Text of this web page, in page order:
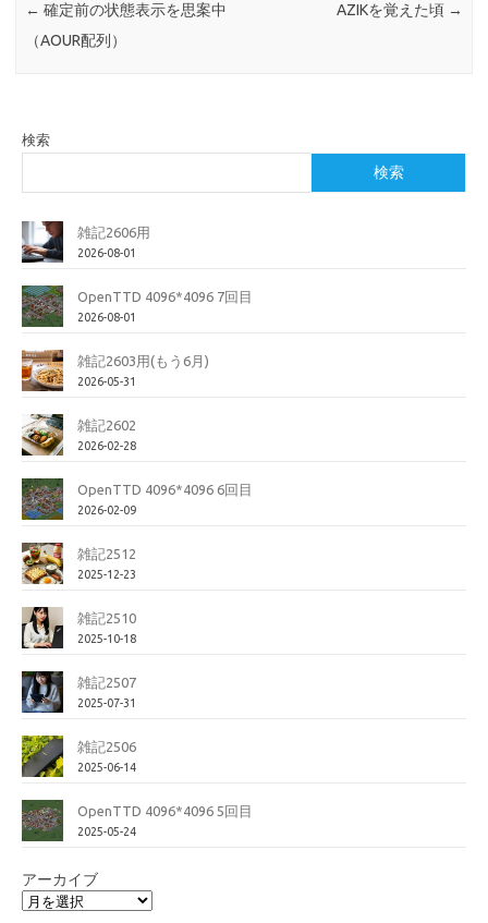
← 確定前の状態表示を思案中
（AOUR配列）
AZIKを覚えた頃 →
検索
検索
雑記2606用
2026-08-01
OpenTTD 4096*4096 7回目
2026-08-01
雑記2603用(もう6月)
2026-05-31
雑記2602
2026-02-28
OpenTTD 4096*4096 6回目
2026-02-09
雑記2512
2025-12-23
雑記2510
2025-10-18
雑記2507
2025-07-31
雑記2506
2025-06-14
OpenTTD 4096*4096 5回目
2025-05-24
アーカイブ